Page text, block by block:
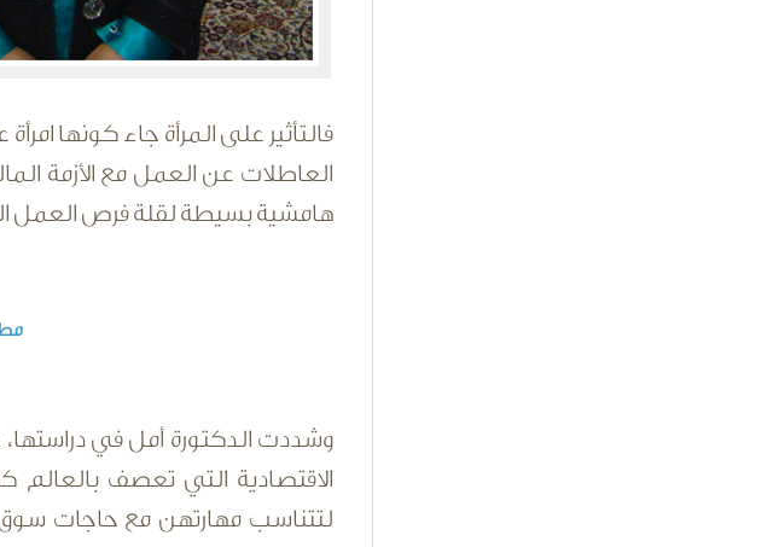
فالتأثير على المرأة جاء كونها
العاطلات عن العمل مع الأزمة
هامشية بسيطة لقلة فرص العمل
وشددت الدكتورة أمل في دراستها،
الاقتصادية التي تعصف بالعالم
لتتناسب مهارتهن مع حاجات سوق